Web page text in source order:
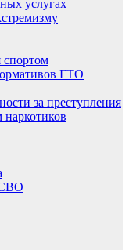
услугах
спортом
ГТО
за преступления